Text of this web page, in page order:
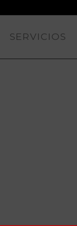
SERVICIOS